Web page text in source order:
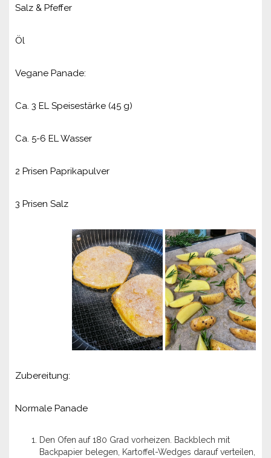
Salz & Pfeffer
Öl
Vegane Panade:
Ca. 3 EL Speisestärke (45 g)
Ca. 5-6 EL Wasser
2 Prisen Paprikapulver
3 Prisen Salz
Zubereitung:
Normale Panade
Den Ofen auf 180 Grad vorheizen. Backblech mit
Backpapier belegen, Kartoffel-Wedges darauf verteilen,